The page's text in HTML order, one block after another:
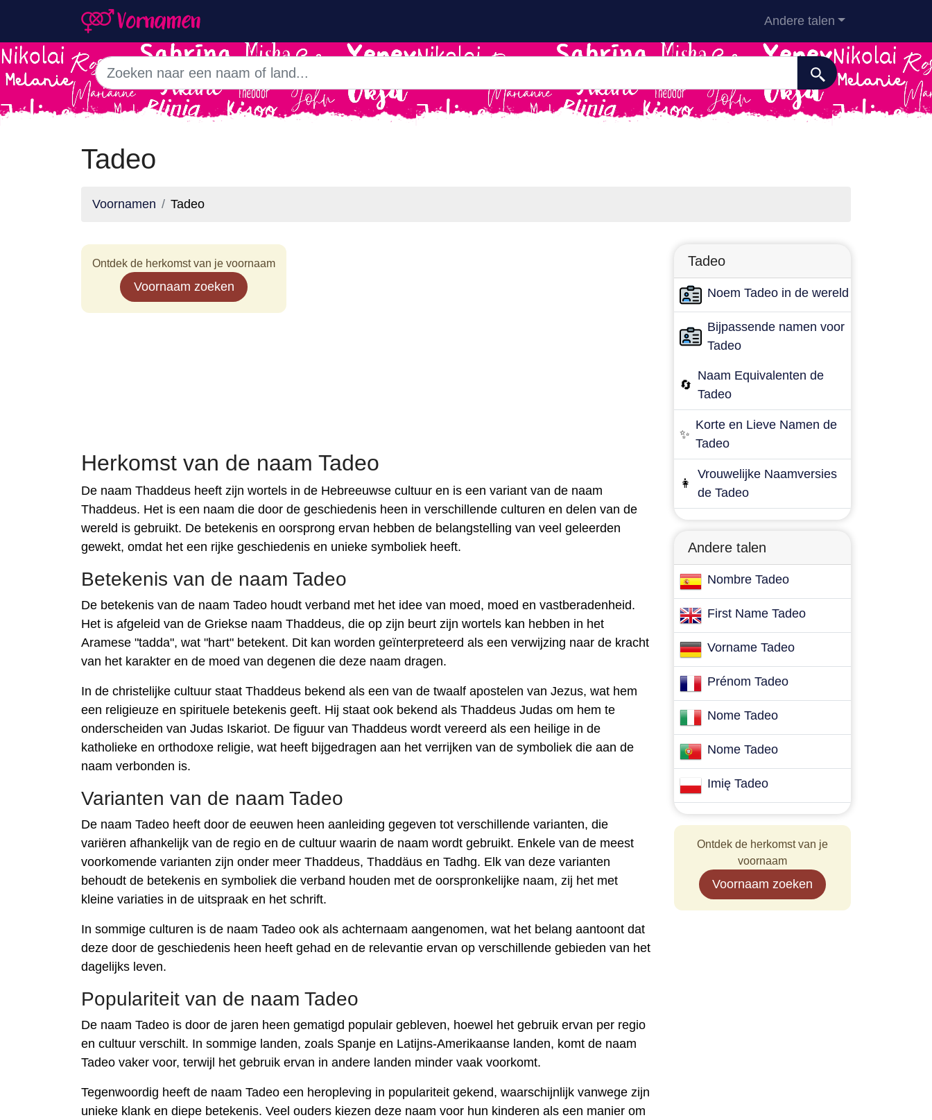
Andere talen
Tadeo
Voornamen Tadeo
Ontdek de herkomst van je voornaam
Voornaam zoeken
Herkomst van de naam Tadeo
De naam Thaddeus heeft zijn wortels in de Hebreeuwse cultuur en is een variant van de naam
Thaddeus. Het is een naam die door de geschiedenis heen in verschillende culturen en delen van de
wereld is gebruikt. De betekenis en oorsprong ervan hebben de belangstelling van veel geleerden
gewekt, omdat het een rijke geschiedenis en unieke symboliek heeft.
Betekenis van de naam Tadeo
De betekenis van de naam Tadeo houdt verband met het idee van moed, moed en vastberadenheid.
Het is afgeleid van de Griekse naam Thaddeus, die op zijn beurt zijn wortels kan hebben in het
Aramese "tadda", wat "hart" betekent. Dit kan worden geïnterpreteerd als een verwijzing naar de kracht
van het karakter en de moed van degenen die deze naam dragen.
In de christelijke cultuur staat Thaddeus bekend als een van de twaalf apostelen van Jezus, wat hem
een ​​religieuze en spirituele betekenis geeft. Hij staat ook bekend als Thaddeus Judas om hem te
onderscheiden van Judas Iskariot. De figuur van Thaddeus wordt vereerd als een heilige in de
katholieke en orthodoxe religie, wat heeft bijgedragen aan het verrijken van de symboliek die aan de
naam verbonden is.
Varianten van de naam Tadeo
De naam Tadeo heeft door de eeuwen heen aanleiding gegeven tot verschillende varianten, die
variëren afhankelijk van de regio en de cultuur waarin de naam wordt gebruikt. Enkele van de meest
voorkomende varianten zijn onder meer Thaddeus, Thaddäus en Tadhg. Elk van deze varianten
behoudt de betekenis en symboliek die verband houden met de oorspronkelijke naam, zij het met
kleine variaties in de uitspraak en het schrift.
In sommige culturen is de naam Tadeo ook als achternaam aangenomen, wat het belang aantoont dat
deze door de geschiedenis heen heeft gehad en de relevantie ervan op verschillende gebieden van het
dagelijks leven.
Populariteit van de naam Tadeo
De naam Tadeo is door de jaren heen gematigd populair gebleven, hoewel het gebruik ervan per regio
en cultuur verschilt. In sommige landen, zoals Spanje en Latijns-Amerikaanse landen, komt de naam
Tadeo vaker voor, terwijl het gebruik ervan in andere landen minder vaak voorkomt.
Tegenwoordig heeft de naam Tadeo een heropleving in populariteit gekend, waarschijnlijk vanwege zijn
unieke klank en diepe betekenis. Veel ouders kiezen deze naam voor hun kinderen als een manier om
Tadeo
Noem Tadeo in de wereld
Bijpassende namen voor
Tadeo
🔄
Naam Equivalenten de
Tadeo
✨
Korte en Lieve Namen de
Tadeo
👩
Vrouwelijke Naamversies
de Tadeo
Andere talen
Nombre Tadeo
First Name Tadeo
Vorname Tadeo
Prénom Tadeo
Nome Tadeo
Nome Tadeo
Imię Tadeo
Ontdek de herkomst van je
voornaam
Voornaam zoeken